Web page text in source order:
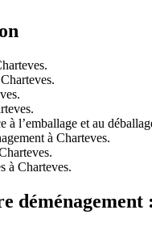
à l’emballage et au
à Charteves.
à Charteves.
déménagement :